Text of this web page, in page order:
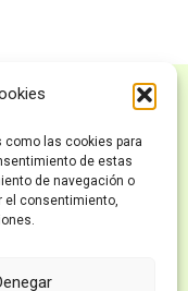
las cookies para
de estas
de navegación o
el consentimiento,